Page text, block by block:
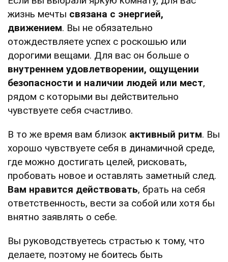
жизнь мечты связана с энергией,
движением. Вы не обязательно
отождествляете успех с роскошью или
дорогими вещами. Для вас он больше о
внутреннем удовлетворении, ощущении
безопасности и наличии людей или мест,
рядом с которыми вы действительно
чувствуете себя счастливо.
В то же время вам близок активный ритм. Вы
хорошо чувствуете себя в динамичной среде,
где можно достигать целей, рисковать,
пробовать новое и оставлять заметный след.
Вам нравится действовать, брать на себя
ответственность, вести за собой или хотя бы
внятно заявлять о себе.
Вы руководствуетесь страстью к тому, что
делаете, поэтому не боитесь быть